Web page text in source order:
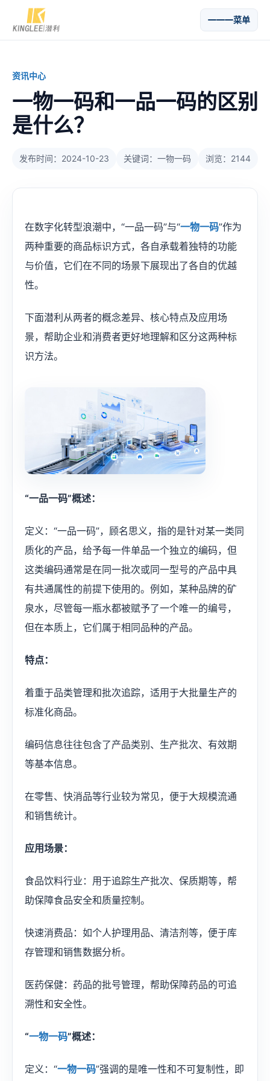
菜单
资讯中心
一物一码和一品一码的区别
是什么？
发布时间：2024-10-23 关键词：一物一码 浏览：2144
在数字化转型浪潮中，“一品一码”与“一物一码”作为
两种重要的商品标识方式，各自承载着独特的功能
与价值，它们在不同的场景下展现出了各自的优越
性。
下面潜利从两者的概念差异、核心特点及应用场
景，帮助企业和消费者更好地理解和区分这两种标
识方法。
“一品一码”概述：
定义：“一品一码”，顾名思义，指的是针对某一类同
质化的产品，给予每一件单品一个独立的编码，但
这类编码通常是在同一批次或同一型号的产品中具
有共通属性的前提下使用的。例如，某种品牌的矿
泉水，尽管每一瓶水都被赋予了一个唯一的编号，
但在本质上，它们属于相同品种的产品。
特点：
着重于品类管理和批次追踪，适用于大批量生产的
标准化商品。
编码信息往往包含了产品类别、生产批次、有效期
等基本信息。
在零售、快消品等行业较为常见，便于大规模流通
和销售统计。
应用场景：
食品饮料行业：用于追踪生产批次、保质期等，帮
助保障食品安全和质量控制。
快速消费品：如个人护理用品、清洁剂等，便于库
存管理和销售数据分析。
医药保健：药品的批号管理，帮助保障药品的可追
溯性和安全性。
“一物一码”概述：
定义：“一物一码”强调的是唯一性和不可复制性，即